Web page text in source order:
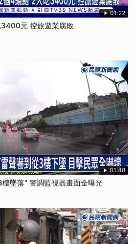
01:22
元 控旅遊業腐敗
01:48
墜落" 警調監視器畫面全曝光